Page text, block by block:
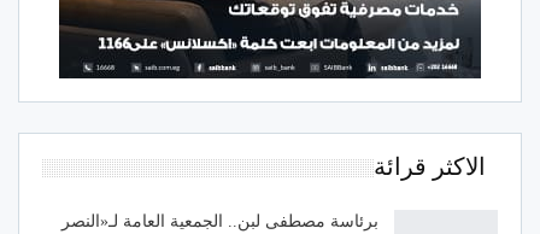
الاكثر قرائة
برئاسة مصطفى لبن.. الجمعية العامة لـ«النصر